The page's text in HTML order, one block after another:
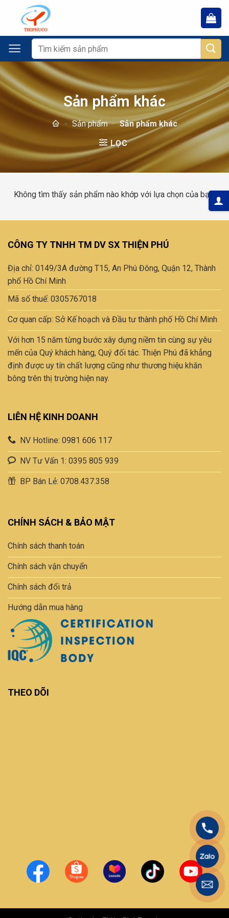
dung
Tìm
kiếm:
Sản phẩm khác
- Sản phẩm - Sản phẩm khác
LỌC
Không tìm thấy sản phẩm nào khớp với lựa chọn của bạn.
CÔNG TY TNHH TM DV SX THIỆN PHÚ
Địa chỉ: 0149/3A đường T15, An Phú Đông, Quận 12, Thành
phố Hồ Chí Minh
Mã số thuế: 0305767018
Cơ quan cấp: Sở Kế hoạch và Đầu tư thành phố Hồ Chí Minh
Với hơn 15 năm từng bước xây dựng niềm tin cùng sự yêu
mến của Quý khách hàng, Quý đối tác. Thiện Phú đã khẳng
định được uy tín chất lượng cũng như thương hiệu khăn
bông trên thị trường hiện nay.
LIÊN HỆ KINH DOANH
NV Hotline: 0981 606 117
NV Tư Vấn 1: 0395 805 939
BP Bán Lẻ: 0708.437.358
CHÍNH SÁCH & BẢO MẬT
Chính sách thanh toán
Chính sách vận chuyển
Chính sách đổi trả
Hướng dẫn mua hàng
THEO DÕI